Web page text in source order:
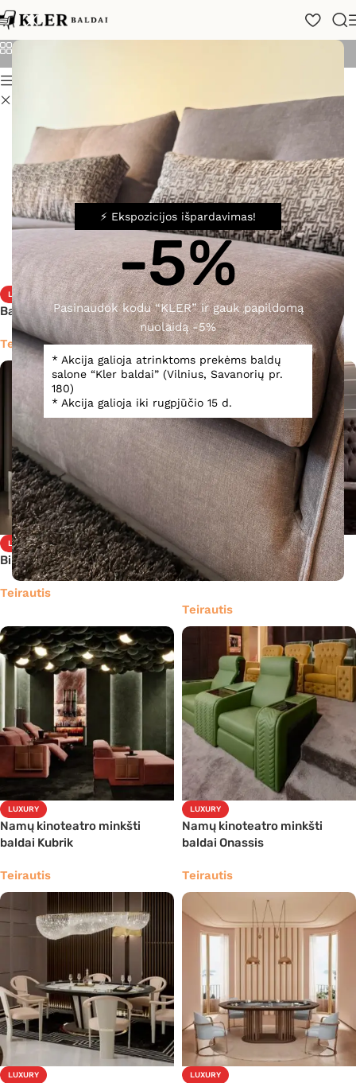
⚡ Ekspozicijos išpardavimas!
-5%
Pasinaudok kodu “KLER” ir gauk papildomą
nuolaidą -5%
* Akcija galioja atrinktoms prekėms baldų
salone “Kler baldai” (Vilnius, Savanorių pr.
180)
* Akcija galioja iki rugpjūčio 15 d.
Katalogas
Kategorijos
LUXURY
Baro kėdė Edgar
Teirautis
LUXURY
Baro kėdė Joyce
Teirautis
LUXURY
Biliardo stalas Alhambra
Teirautis
LUXURY
Namų kinoteatro minkšti
baldai Chest
Teirautis
LUXURY
Namų kinoteatro minkšti
baldai Kubrik
Teirautis
LUXURY
Namų kinoteatro minkšti
baldai Onassis
Teirautis
LUXURY LUXURY